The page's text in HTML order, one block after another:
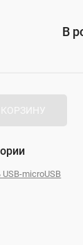
В
КОРЗИНУ
microUSB